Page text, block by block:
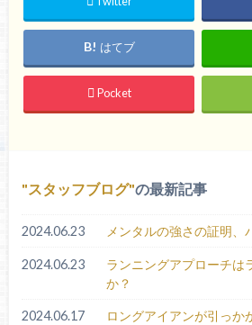
はてブ
Pocket
スタッフブログ の最新記事
2024.06.23 メンタルの強さの証明、
2024.06.23
ランニングアプローチは
か？
2024.06.17
ロングアイアンが引っか